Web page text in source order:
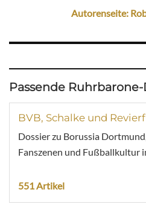
Autorenseite:
Passende Ruhrbarone-
BVB, Schalke und
Dossier zu Borussia
Fanszenen und Fußballkultur
551 Artikel